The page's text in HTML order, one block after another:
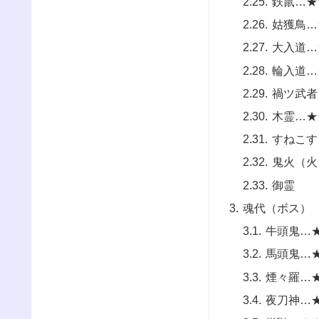
姑獲
大入道
輪入道
禍ツ武
木霊
すねこ
鬼火（
御霊
魂代（ボス）
牛頭鬼
馬頭鬼
煙々羅
夜刀神